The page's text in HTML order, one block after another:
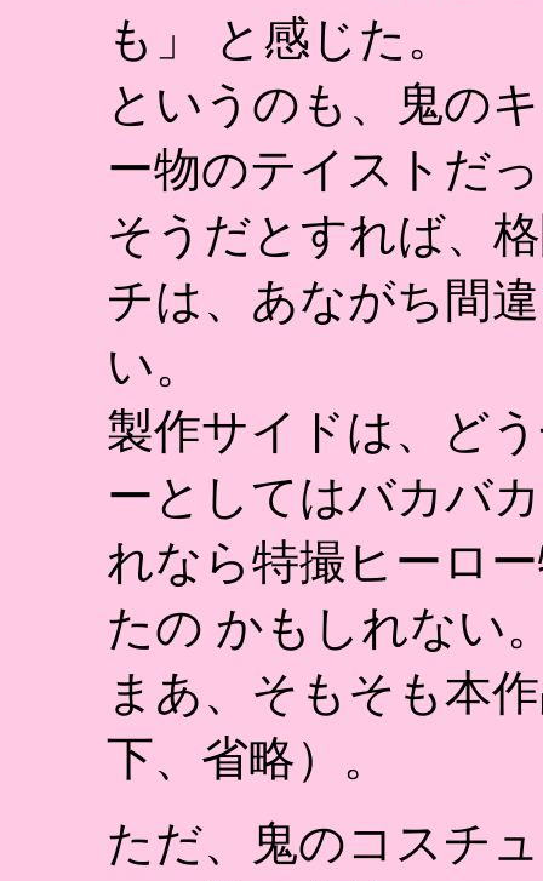
も」 と感じた。
というのも、鬼の
ー物のテイストだ
そうだとすれば、
チは、あながち間
い。
製作サイドは、ど
ーとしてはバカバ
れなら特撮ヒーロ
たの かもしれない
まあ、そもそも本
下、省略）。
ただ、鬼のコスチ